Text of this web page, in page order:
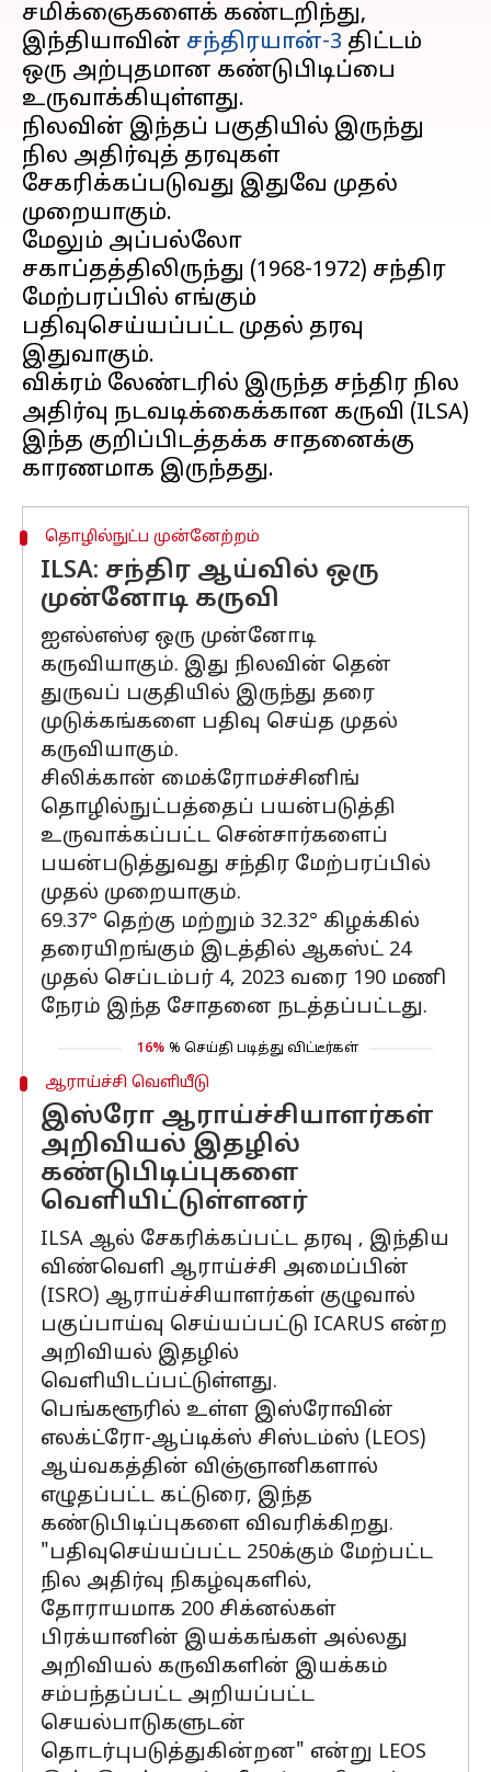
சமிக்ஞைகளைக் கண்டறிந்து,
இந்தியாவின் சந்திரயான்-3 திட்டம்
ஒரு அற்புதமான கண்டுபிடிப்பை
உருவாக்கியுள்ளது.
நிலவின் இந்தப் பகுதியில் இருந்து
நில அதிர்வுத் தரவுகள்
சேகரிக்கப்படுவது இதுவே முதல்
முறையாகும்.
மேலும் அப்பல்லோ
சகாப்தத்திலிருந்து (1968-1972) சந்திர
மேற்பரப்பில் எங்கும்
பதிவுசெய்யப்பட்ட முதல் தரவு
இதுவாகும்.
விக்ரம் லேண்டரில் இருந்த சந்திர நில
அதிர்வு நடவடிக்கைக்கான கருவி (ILSA)
இந்த குறிப்பிடத்தக்க சாதனைக்கு
தொழில்நுட்ப முன்னேற்றம்
ILSA: சந்திர ஆய்வில் ஒரு
முன்னோடி கருவி
ஐஎல்எஸ்ஏ ஒரு முன்னோடி
கருவியாகும். இது நிலவின் தென்
துருவப் பகுதியில் இருந்து தரை
முடுக்கங்களை பதிவு செய்த முதல்
கருவியாகும்.
சிலிக்கான் மைக்ரோமச்சினிங்
தொழில்நுட்பத்தைப் பயன்படுத்தி
உருவாக்கப்பட்ட சென்சார்களைப்
பயன்படுத்துவது சந்திர மேற்பரப்பில்
முதல் முறையாகும்.
69.37° தெற்கு மற்றும் 32.32° கிழக்கில்
தரையிறங்கும் இடத்தில் ஆகஸ்ட் 24
முதல் செப்டம்பர் 4, 2023 வரை 190 மணி
நேரம் இந்த சோதனை நடத்தப்பட்டது.
16% % செய்தி படித்து விட்டீர்கள்
ஆராய்ச்சி வெளியீடு
இஸ்ரோ ஆராய்ச்சியாளர்கள்
அறிவியல் இதழில்
கண்டுபிடிப்புகளை
வெளியிட்டுள்ளனர்
ILSA ஆல் சேகரிக்கப்பட்ட தரவு , இந்திய
விண்வெளி ஆராய்ச்சி அமைப்பின்
(ISRO) ஆராய்ச்சியாளர்கள் குழுவால்
பகுப்பாய்வு செய்யப்பட்டு ICARUS என்ற
அறிவியல் இதழில்
வெளியிடப்பட்டுள்ளது.
பெங்களூரில் உள்ள இஸ்ரோவின்
எலக்ட்ரோ-ஆப்டிக்ஸ் சிஸ்டம்ஸ் (LEOS)
ஆய்வகத்தின் விஞ்ஞானிகளால்
எழுதப்பட்ட கட்டுரை, இந்த
கண்டுபிடிப்புகளை விவரிக்கிறது.
"பதிவுசெய்யப்பட்ட 250க்கும் மேற்பட்ட
நில அதிர்வு நிகழ்வுகளில்,
தோராயமாக 200 சிக்னல்கள்
பிரக்யானின் இயக்கங்கள் அல்லது
அறிவியல் கருவிகளின் இயக்கம்
சம்பந்தப்பட்ட அறியப்பட்ட
செயல்பாடுகளுடன்
தொடர்புபடுத்துகின்றன" என்று LEOS